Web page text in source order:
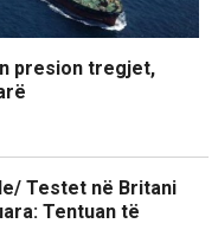
presion tregjet,
Testet në Britani
Tentuan të